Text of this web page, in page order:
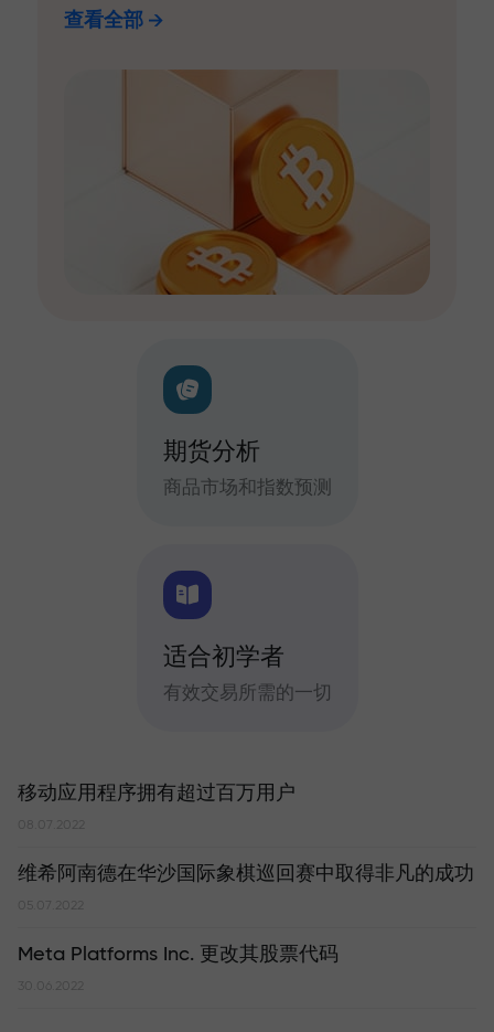
查看全部
期货分析
商品市场和指数预测
适合初学者
有效交易所需的一切
移动应用程序拥有超过百万用户
08.07.2022
维希阿南德在华沙国际象棋巡回赛中取得非凡的成功
Meta Platforms Inc. 更改其股票代码
30.06.2022